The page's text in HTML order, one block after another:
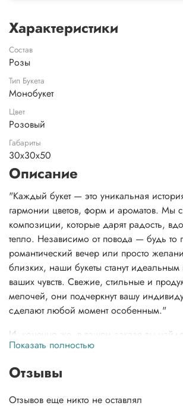
Характеристики
Состав
Розы
Тип Букета
Монобукет
Цвет
Розовый
Габариты
30x30x50
Описание
"Каждый букет — это уникальная
гармонии цветов, форм и ароматов. Мы
композиции, которые дарят радость,
тепло. Независимо от повода — будь то
романтический вечер или просто
близких, наши букеты станут
ваших чувств. Свежие, стильные и
мелочей, они подчеркнут вашу
сделают любой момент особенным."
И, конечно же, в вашем заказе вы
неповторимый букет, но и нашу
заботе о цветах, чтобы сохранить их
своей красотой.
Показать полностью
Отзывы
Отзывов еще никто не оставлял